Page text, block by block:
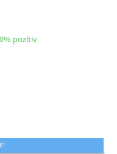
pozítiv